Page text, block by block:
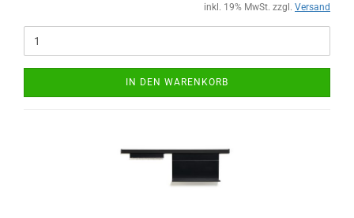
inkl. 19% MwSt. zzgl. Versand
IN DEN WARENKORB